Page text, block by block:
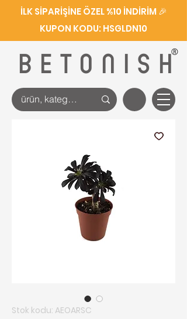
BETONISH
®
İLK SİPARİŞİNE ÖZEL %10 İNDİRİM 🎉
KUPON KODU: HSGLDN10
Stok kodu: AEOARSC